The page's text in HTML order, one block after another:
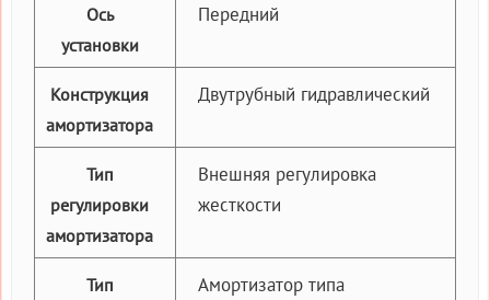
Ось
установки
Передний
Конструкция
амортизатора
Двутрубный гидравлический
Тип
регулировки
амортизатора
Внешняя регулировка
жесткости
Тип
Амортизатор типа